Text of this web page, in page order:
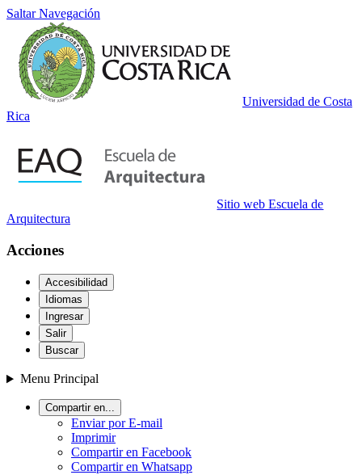
Saltar Navegación
Universidad de Costa
Rica
Sitio web Escuela de
Arquitectura
Acciones
Accesibilidad
Idiomas
Ingresar
Salir
Buscar
Menu Principal
Compartir en...
Enviar por E-mail
Imprimir
Compartir en Facebook
Compartir en Whatsapp